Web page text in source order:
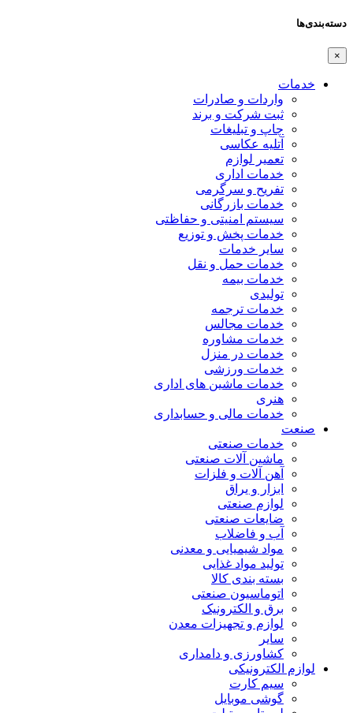
دسته‌بندی‌ها
×
خدمات
واردات و صادرات
ثبت شرکت و برند
چاپ و تبلیغات
آتلیه عکاسی
تعمیر لوازم
خدمات اداری
تفریح و سرگرمی
خدمات بازرگانی
سیستم امنیتی و حفاظتی
خدمات پخش و توزیع
سایر خدمات
خدمات حمل و نقل
خدمات بیمه
تولیدی
خدمات ترجمه
خدمات مجالس
خدمات مشاوره
خدمات در منزل
خدمات ورزشی
خدمات ماشین های اداری
هنری
خدمات مالی و حسابداری
صنعت
خدمات صنعتی
ماشین آلات صنعتی
آهن آلات و فلزات
ابزار و یراق
لوازم صنعتی
ضایعات صنعتی
آب و فاضلاب
مواد شیمیایی و معدنی
تولید مواد غذایی
بسته بندی کالا
اتوماسیون صنعتی
برق و الکترونیک
لوازم و تجهیزات معدن
سایر
کشاورزی و دامداری
لوازم الکترونیکی
سیم کارت
گوشی موبایل